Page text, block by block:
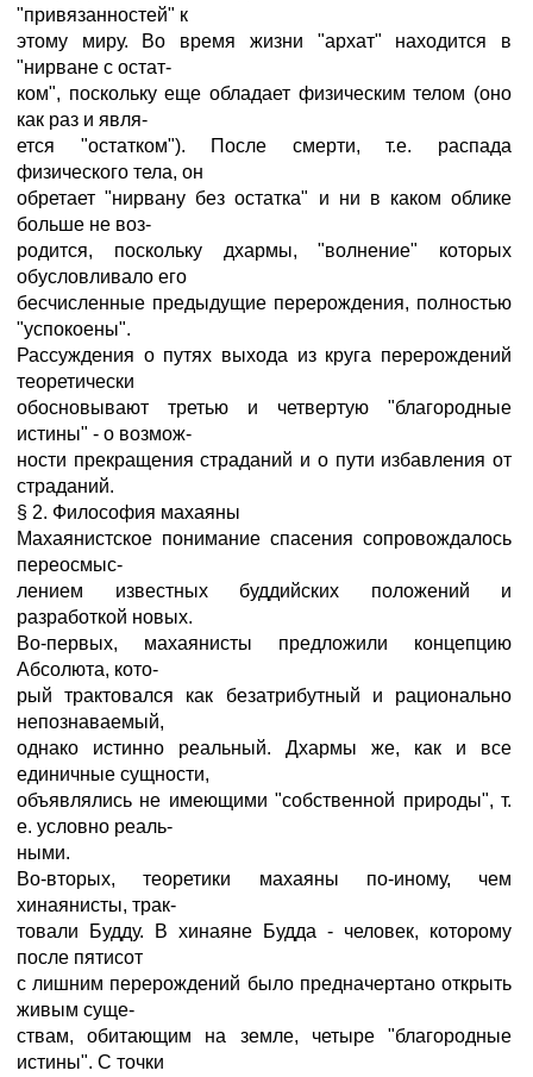
"привязанностей" к
этому миру. Во время жизни "архат" находится в
"нирване с остат-
ком", поскольку еще обладает физическим телом (оно
как раз и явля-
ется "остатком"). После смерти, т.е. распада
физического тела, он
обретает "нирвану без остатка" и ни в каком облике
больше не воз-
родится, поскольку дхармы, "волнение" которых
обусловливало его
бесчисленные предыдущие перерождения, полностью
"успокоены".
Рассуждения о путях выхода из круга перерождений
теоретически
обосновывают третью и четвертую "благородные
истины" - о возмож-
ности прекращения страданий и о пути избавления от
страданий.
§ 2. Философия махаяны
Махаянистское понимание спасения сопровождалось
переосмыс-
лением известных буддийских положений и
разработкой новых.
Во-первых, махаянисты предложили концепцию
Абсолюта, кото-
рый трактовался как безатрибутный и рационально
непознаваемый,
однако истинно реальный. Дхармы же, как и все
единичные сущности,
объявлялись не имеющими "собственной природы", т.
е. условно реаль-
ными.
Во-вторых, теоретики махаяны по-иному, чем
хинаянисты, трак-
товали Будду. В хинаяне Будда - человек, которому
после пятисот
с лишним перерождений было предначертано открыть
живым суще-
ствам, обитающим на земле, четыре "благородные
истины". С точки